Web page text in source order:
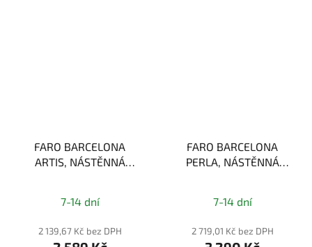
FARO BARCELONA
ARTIS, NÁSTĚNNÁ
7-14 dní
2 139,67 Kč bez DPH
FARO BARCELONA
PERLA, NÁSTĚNNÁ
7-14 dní
2 719,01 Kč bez DPH